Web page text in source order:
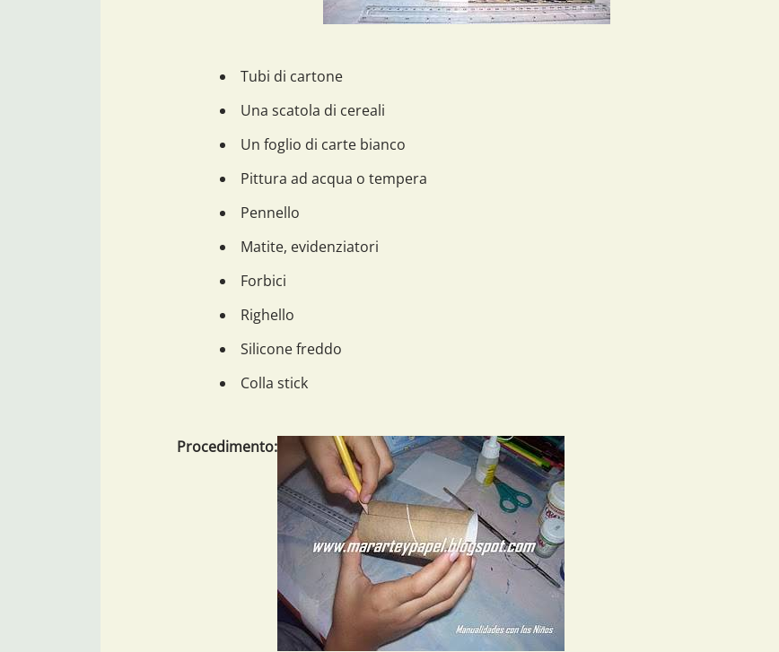
Tubi di cartone
Una scatola di cereali
Un foglio di carte bianco
Pittura ad acqua o tempera
Pennello
Matite, evidenziatori
Forbici
Righello
Silicone freddo
Colla stick
Procedimento: